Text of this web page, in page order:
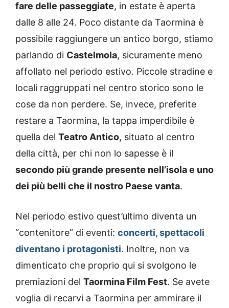
fare delle passeggiate, in estate è aperta
dalle 8 alle 24. Poco distante da Taormina è
possibile raggiungere un antico borgo, stiamo
parlando di Castelmola, sicuramente meno
affollato nel periodo estivo. Piccole stradine e
locali raggruppati nel centro storico sono le
cose da non perdere. Se, invece, preferite
restare a Taormina, la tappa imperdibile è
quella del Teatro Antico, situato al centro
della città, per chi non lo sapesse è il
secondo più grande presente nell’isola e uno
dei più belli che il nostro Paese vanta.
Nel periodo estivo quest’ultimo diventa un
“contenitore” di eventi: concerti, spettacoli
diventano i protagonisti. Inoltre, non va
dimenticato che proprio qui si svolgono le
premiazioni del Taormina Film Fest. Se avete
voglia di recarvi a Taormina per ammirare il